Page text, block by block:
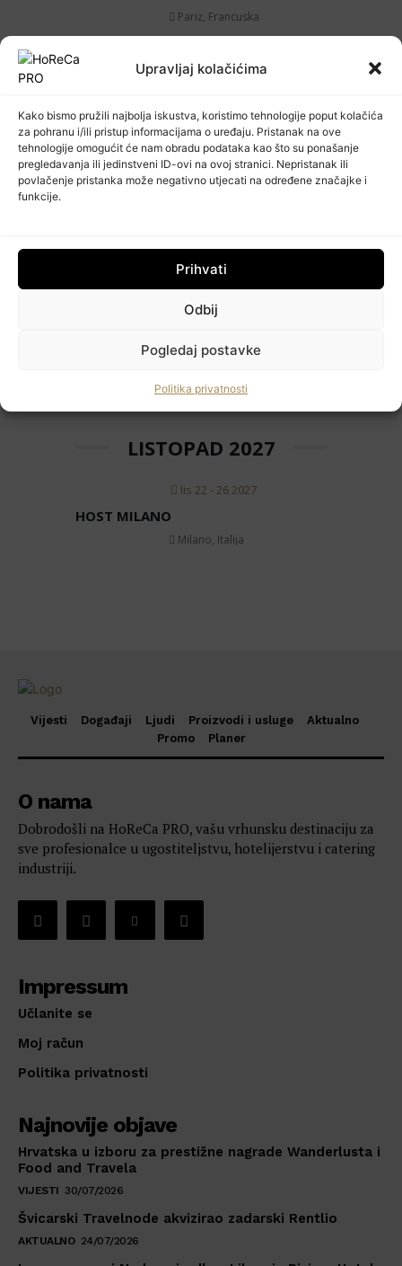
HoReCa PRO
Upravljaj kolačićima
Kako bismo pružili najbolja iskustva, koristimo tehnologije poput kolačića
za pohranu i/ili pristup informacijama o uređaju. Pristanak na ove
tehnologije omogućit će nam obradu podataka kao što su ponašanje
pregledavanja ili jedinstveni ID-ovi na ovoj stranici. Nepristanak ili
povlačenje pristanka može negativno utjecati na određene značajke i
funkcije.
Prihvati
Odbij
Pogledaj postavke
Politika privatnosti
Pariz, Francuska
lis 20 - 24 2026
Zagrebački velesajam
STUDENI 2026
Nürnberg, NJemačka
VELJAČA 2027
velj 15 - 17 2027
Pordenone, Italija
LISTOPAD 2027
lis 22 - 26 2027
HOST MILANO
Milano, Italija
Vijesti Događaji Ljudi Proizvodi i usluge
Aktualno
Promo
Planer
O nama
Dobrodošli na HoReCa PRO, vašu vrhunsku destinaciju za
sve profesionalce u ugostiteljstvu, hotelijerstvu i catering
industriji.
Impressum
Učlanite se
Moj račun
Politika privatnosti
Najnovije objave
Hrvatska u izboru za prestižne nagrade Wanderlusta i
Food and Travela
VIJESTI 30/07/2026
Švicarski Travelnode akvizirao zadarski Rentlio
AKTUALNO 24/07/2026